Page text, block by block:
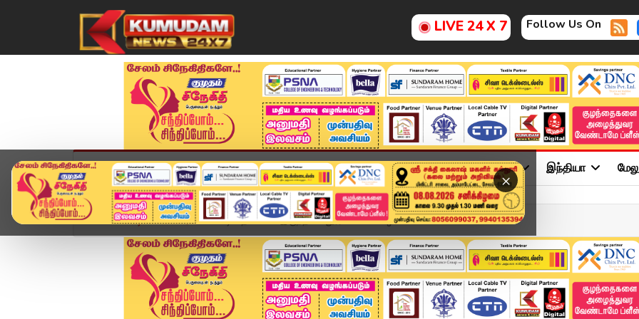
LIVE 24 X 7 Follow Us On
×
முகப்பு விளையாட்டு அண்மை தமிழ்நாடு சினிமா அரசியல் விளையாட்டு இந்தியா
Home வீடியோ ஸ்டோரி வீட்டில் தனியாக இருந்த கல்லூரி மாணவி.. ஒன் சைட்...